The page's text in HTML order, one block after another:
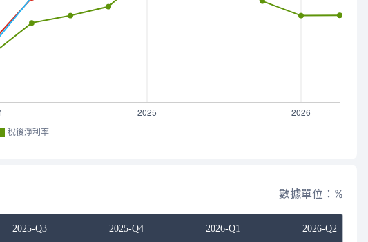
稅後淨利率
數據單位：%
2025-Q3 2025-Q4 2026-Q1 2026-Q2